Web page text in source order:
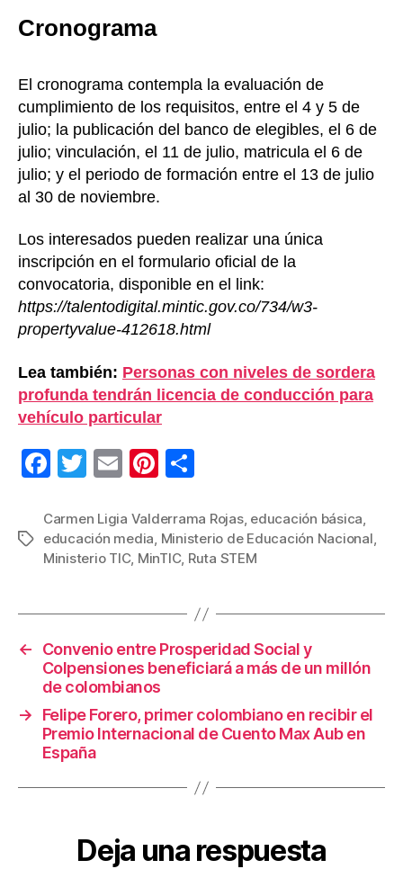
Cronograma
El cronograma contempla la evaluación de
cumplimiento de los requisitos, entre el 4 y 5 de
julio; la publicación del banco de elegibles, el 6 de
julio; vinculación, el 11 de julio, matricula el 6 de
julio; y el periodo de formación entre el 13 de julio
al 30 de noviembre.
Los interesados pueden realizar una única
inscripción en el formulario oficial de la
convocatoria, disponible en el link:
https://talentodigital.mintic.gov.co/734/w3-
propertyvalue-412618.html
Lea también: Personas con niveles de sordera
profunda tendrán licencia de conducción para
vehículo particular
F
c
e
o
o
k
T
tt
er
E
ail
Pi
er
e
m
p
tir
Etiquetas
Carmen Ligia Valderrama Rojas, educación básica,
educación media, Ministerio de Educación Nacional,
Ministerio TIC, MinTIC, Ruta STEM
←
Convenio entre Prosperidad Social y
Colpensiones beneficiará a más de un millón
de colombianos
→
Felipe Forero, primer colombiano en recibir el
Premio Internacional de Cuento Max Aub en
España
Deja una respuesta